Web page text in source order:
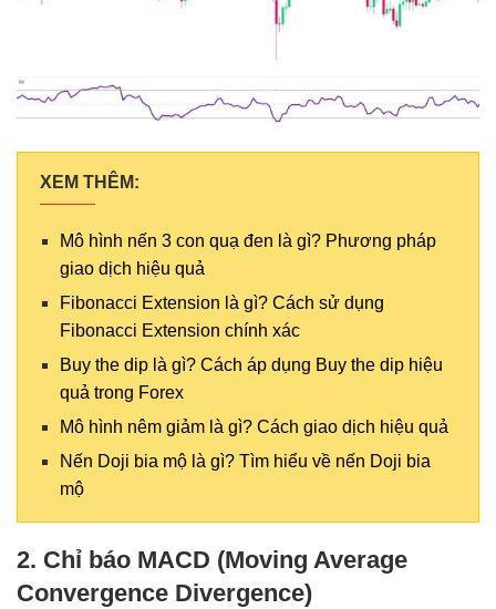
XEM THÊM:
Mô hình nến 3 con quạ đen là gì? Phương pháp
giao dịch hiệu quả
Fibonacci Extension là gì? Cách sử dụng
Fibonacci Extension chính xác
Buy the dip là gì? Cách áp dụng Buy the dip hiệu
quả trong Forex
Mô hình nêm giảm là gì? Cách giao dịch hiệu quả
Nến Doji bia mộ là gì? Tìm hiểu về nến Doji bia
mộ
2. Chỉ báo MACD (Moving Average
Convergence Divergence)